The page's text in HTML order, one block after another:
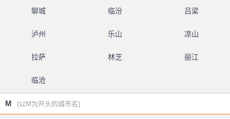
聊城 临汾 吕梁
泸州 乐山 凉山
拉萨 林芝 丽江
临沧
M (以M为开头的城市名)